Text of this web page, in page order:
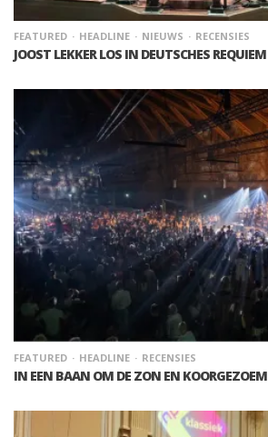
FEATURED HEADLINE NIEUWS RECENSIES
JOOST LEKKER LOS IN DEUTSCHES REQUIEM
FEATURED HEADLINE RECENSIES
IN EEN BAAN OM DE ZON EN KOORGEZOEM